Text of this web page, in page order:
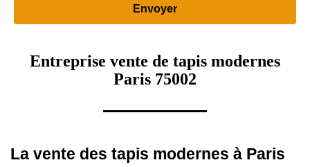
Entreprise vente de tapis modernes
Paris 75002
La vente des tapis modernes à Paris